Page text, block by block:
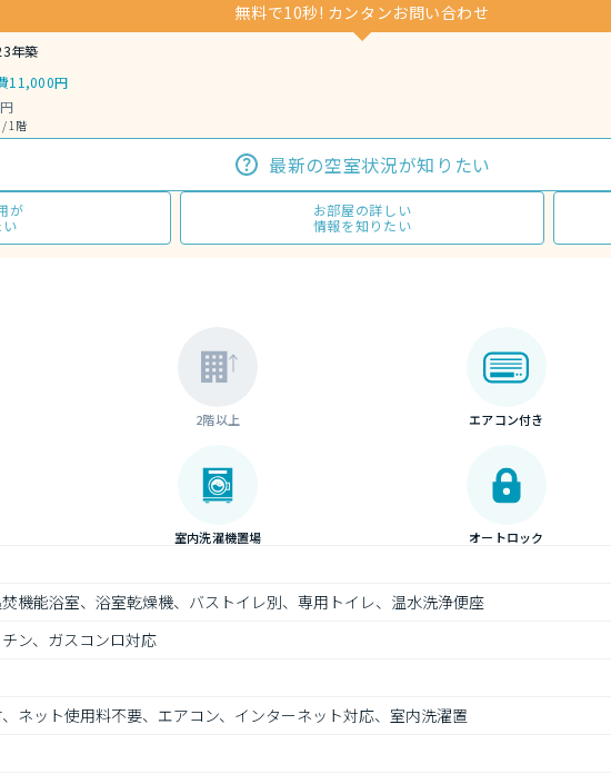
無料で10秒! カンタンお問い合わせ
年築
11,000円
/ 1階
最新の空室状況が知りたい
が
お部屋の詳しい
情報を知りたい
2階以上 エアコン付き
室内洗濯機置場 オートロック
機能浴室、浴室乾燥機、バストイレ別、専用トイレ、温水洗浄便座
ン、ガスコンロ対応
ネット使用料不要、エアコン、インターネット対応、室内洗濯置